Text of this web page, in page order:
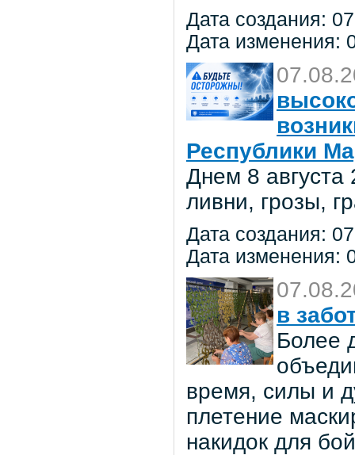
Дата создания:
Дата изменения:
Республики
Днем 8
ливни, грозы,
Дата создания:
Дата изменения:
в
Более
время, силы и
плетение
накидок для